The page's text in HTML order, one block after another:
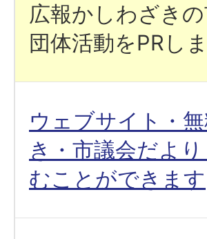
広報かしわざき
団体活動をPRし
ウェブサイト・
き・市議会だよ
むことができます